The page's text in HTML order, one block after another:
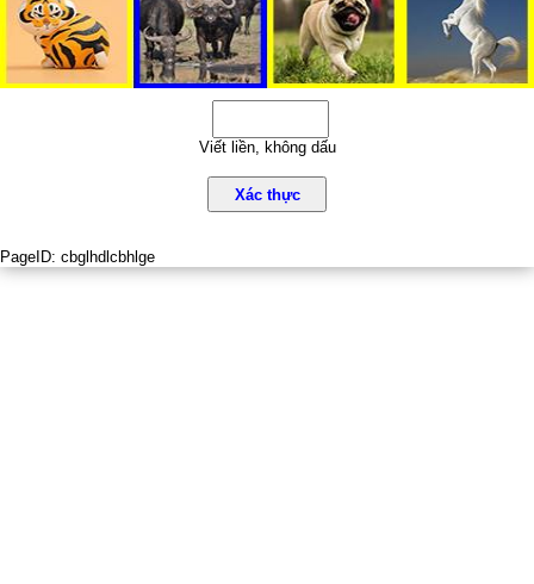
Viết liền, không dấu
Xác thực
PageID: cbglhdlcbhlge